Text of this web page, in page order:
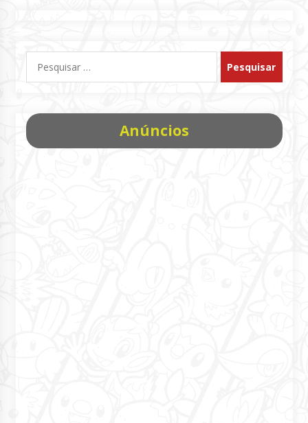
por:
Anúncios